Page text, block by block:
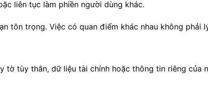
liên tục làm phiền người dùng khác.
tôn trọng. Việc có quan điểm khác nhau không phải
tờ tùy thân, dữ liệu tài chính hoặc thông tin riêng của